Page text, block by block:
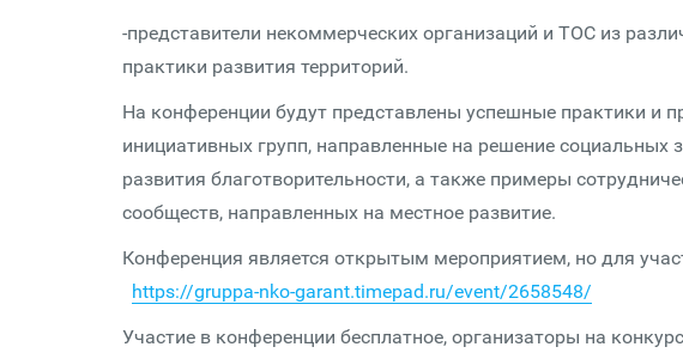
-представители некоммерческих организаций и ТОС из
практики развития территорий.
На конференции будут представлены успешные практики и
инициативных групп, направленные на решение
развития благотворительности, а также примеры
сообществ, направленных на местное развитие.
Конференция является открытым мероприятием, но для
https://gruppa-nko-garant.timepad.ru/event/2658548/
Участие в конференции бесплатное, организаторы на